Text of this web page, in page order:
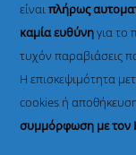
είναιπλήρως
καμία ευθύνηγια το
τυχόν παραβιάσεις
Η επισκεψιμότητα
cookies ή
συμμόρφωση με τον